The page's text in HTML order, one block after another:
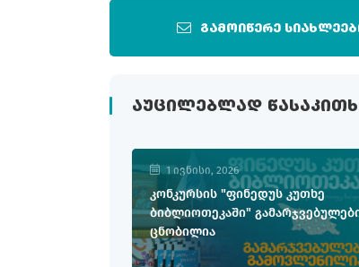
გამოიწერე
ᲐᲣᲪᲘᲚᲔᲑᲚᲐᲓ
1 ივნისი, 2026
კონკურსის "ფინედუს კუთხე
ბიბლიოთეკაში"
ცნობილია